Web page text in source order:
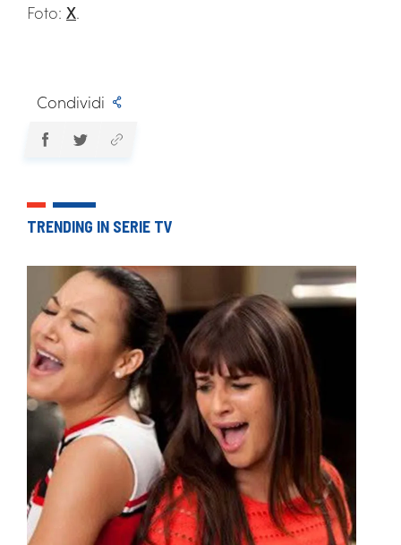
Foto: X.
Condividi
TRENDING IN SERIE TV